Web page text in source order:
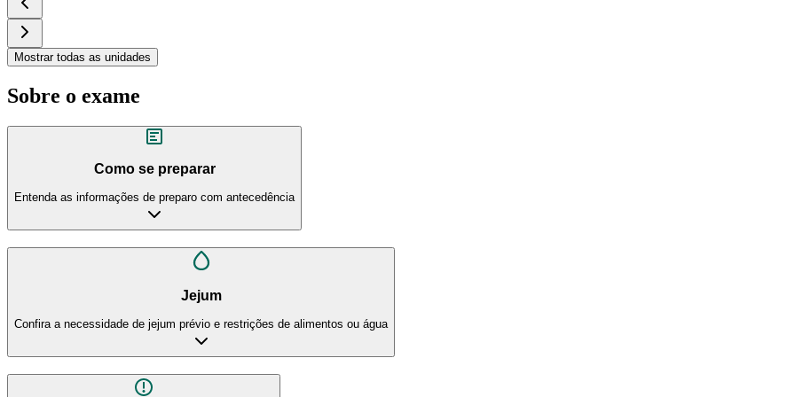
Mostrar todas as unidades
Sobre o exame
Como se preparar
Entenda as informações de preparo com antecedência
Jejum
Confira a necessidade de jejum prévio e restrições de alimentos ou água